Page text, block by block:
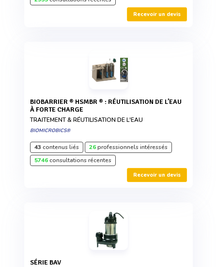
Recevoir un devis
BIOBARRIER ® HSMBR ® : RÉUTILISATION DE L’EAU
À FORTE CHARGE
TRAITEMENT & RÉUTILISATION DE L'EAU
BIOMICROBICS®
43 contenus liés 26professionnels intéressés
5746consultations récentes
Recevoir un devis
SÉRIE BAV